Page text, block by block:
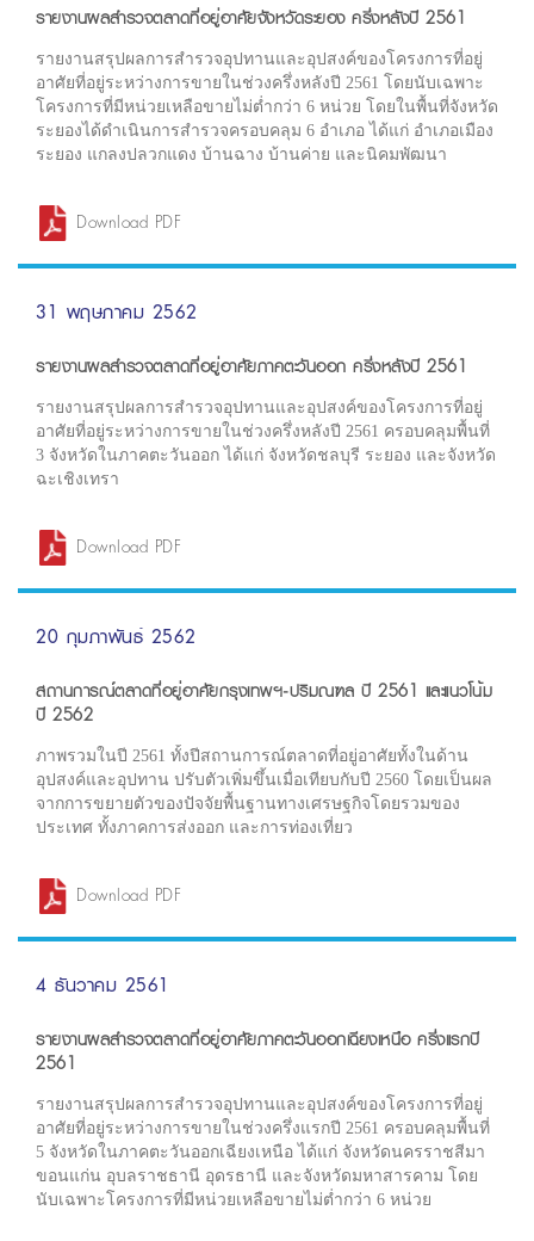
รายงานผลสำรวจตลาดที่อยู่อาศัยจังหวัดระยอง ครึ่งหลังปี 2561
รายงานสรุปผลการสำรวจอุปทานและอุปสงค์ของโครงการที่อยู่
อาศัยที่อยู่ระหว่างการขายในช่วงครึ่งหลังปี 2561 โดยนับเฉพาะ
โครงการที่มีหน่วยเหลือขายไม่ต่ำกว่า 6 หน่วย โดยในพื้นที่จังหวัด
ระยองได้ดำเนินการสำรวจครอบคลุม 6 อำเภอ ได้แก่ อำเภอเมือง
ระยอง แกลงปลวกแดง บ้านฉาง บ้านค่าย และนิคมพัฒนา
Download PDF
31 พฤษภาคม 2562
รายงานผลสำรวจตลาดที่อยู่อาศัยภาคตะวันออก ครึ่งหลังปี 2561
รายงานสรุปผลการสำรวจอุปทานและอุปสงค์ของโครงการที่อยู่
อาศัยที่อยู่ระหว่างการขายในช่วงครึ่งหลังปี 2561 ครอบคลุมพื้นที่
3 จังหวัดในภาคตะวันออก ได้แก่ จังหวัดชลบุรี ระยอง และจังหวัด
ฉะเชิงเทรา
Download PDF
20 กุมภาพันธ์ 2562
สถานการณ์ตลาดที่อยู่อาศัยกรุงเทพฯ-ปริมณฑล ปี 2561 และแนวโน้ม
ปี 2562
ภาพรวมในปี 2561 ทั้งปีสถานการณ์ตลาดที่อยู่อาศัยทั้งในด้าน
อุปสงค์และอุปทาน ปรับตัวเพิ่มขึ้นเมื่อเทียบกับปี 2560 โดยเป็นผล
จากการขยายตัวของปัจจัยพื้นฐานทางเศรษฐกิจโดยรวมของ
ประเทศ ทั้งภาคการส่งออก และการท่องเที่ยว
Download PDF
4 ธันวาคม 2561
รายงานผลสำรวจตลาดที่อยู่อาศัยภาคตะวันออกเฉียงเหนือ ครึ่งแรกปี
2561
รายงานสรุปผลการสำรวจอุปทานและอุปสงค์ของโครงการที่อยู่
อาศัยที่อยู่ระหว่างการขายในช่วงครึ่งแรกปี 2561 ครอบคลุมพื้นที่
5 จังหวัดในภาคตะวันออกเฉียงเหนือ ได้แก่ จังหวัดนครราชสีมา
ขอนแก่น อุบลราชธานี อุดรธานี และจังหวัดมหาสารคาม โดย
นับเฉพาะโครงการที่มีหน่วยเหลือขายไม่ต่ำกว่า 6 หน่วย